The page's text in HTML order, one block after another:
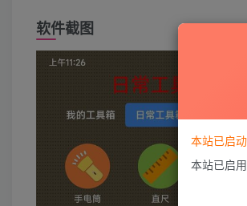
软件截图
本站已启
本站已启